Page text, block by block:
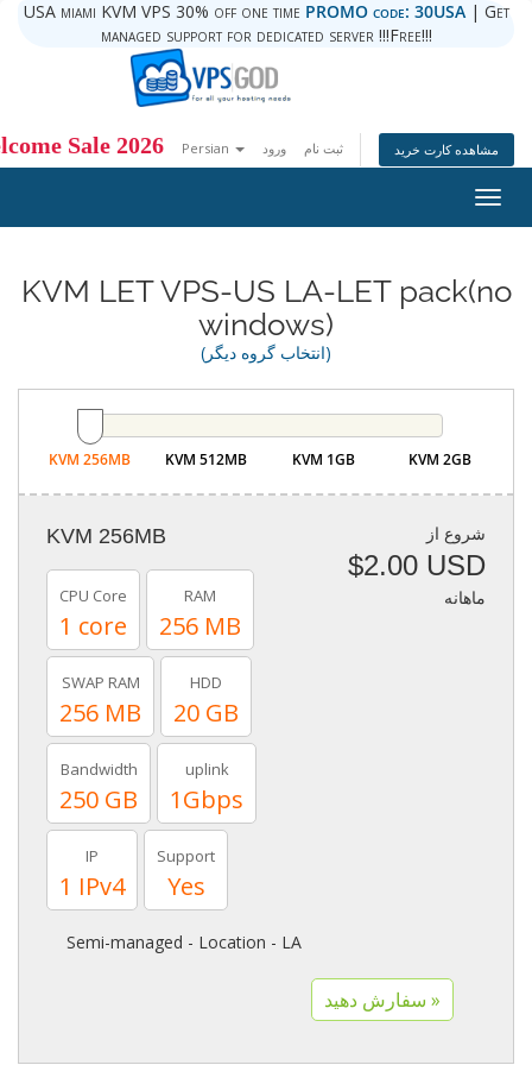
USA miami KVM VPS 30% off one time PROMO code: 30USA| Get
managed support for dedicated server !!!Free!!!
Sale 2026 Persian ورود ثبت نام مشاهده کارت خرید
KVM LET VPS-US LA-LET pack(no
windows)
(انتخاب گروه دیگر)
KVM 256MB KVM 512MB KVM 1GB KVM 2GB
KVM 256MB
CPU Core
1 core
RAM
256 MB
SWAP RAM
256 MB
HDD
20 GB
Bandwidth
250 GB
uplink
1Gbps
IP
1 IPv4
Support
Yes
شروع از
$2.00 USD
ماهانه
Semi-managed - Location - LA